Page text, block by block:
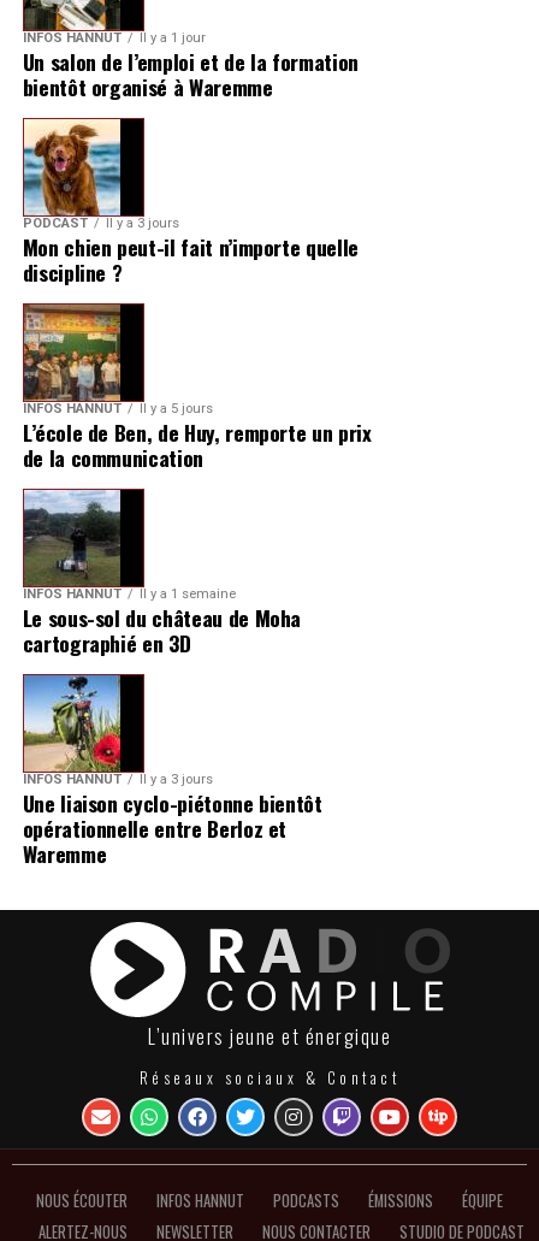
INFOS HANNUT Il y a 1 jour
Un salon de l’emploi et de la formation
bientôt organisé à Waremme
PODCAST Il y a 3 jours
Mon chien peut-il fait n’importe quelle
discipline ?
INFOS HANNUT Il y a 5 jours
L’école de Ben, de Huy, remporte un prix
de la communication
INFOS HANNUT Il y a 1 semaine
Le sous-sol du château de Moha
cartographié en 3D
INFOS HANNUT Il y a 3 jours
Une liaison cyclo-piétonne bientôt
opérationnelle entre Berloz et
Waremme
L’univers jeune et énergique
Réseaux sociaux & Contact
NOUS ÉCOUTER INFOS HANNUT PODCASTS ÉMISSIONS
ÉQUIPE
ALERTEZ-NOUS
NEWSLETTER NOUS CONTACTER STUDIO DE PODCAST